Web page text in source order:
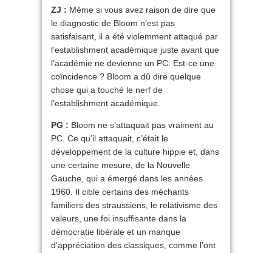
ZJ : Même si vous avez raison de dire que
le diagnostic de Bloom n’est pas
satisfaisant, il a été violemment attaqué par
l’establishment académique juste avant que
l’académie ne devienne un PC. Est-ce une
coïncidence ? Bloom a dû dire quelque
chose qui a touché le nerf de
l’establishment académique.
PG : Bloom ne s’attaquait pas vraiment au
PC. Ce qu’il attaquait, c’était le
développement de la culture hippie et, dans
une certaine mesure, de la Nouvelle
Gauche, qui a émergé dans les années
1960. Il cible certains des méchants
familiers des straussiens, le relativisme des
valeurs, une foi insuffisante dans la
démocratie libérale et un manque
d’appréciation des classiques, comme l’ont